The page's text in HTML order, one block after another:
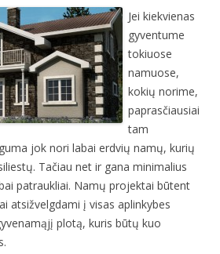
Jei kiekvienas
gyventume
tokiuose
namuose,
kokių norime,
paprasčiausiai
tam
jok nori labai erdvių namų, kurių
Tačiau net ir gana minimalius
patraukliai. Namų projektai būtent
atsižvelgdami į visas aplinkybes
plotą, kuris būtų kuo